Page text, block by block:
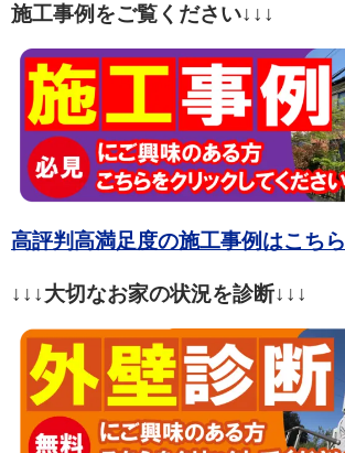
施工事例をご覧ください↓↓↓
高評判高満足度の施工事例はこちら
↓↓↓大切なお家の状況を診断↓↓↓